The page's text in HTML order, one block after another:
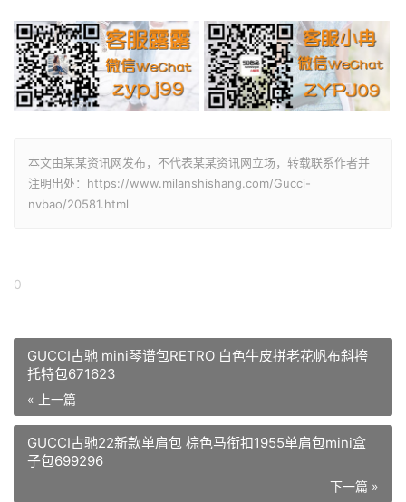
本文由某某资讯网发布，不代表某某资讯网立场，转载联系作者并
注明出处：https://www.milanshishang.com/Gucci-
nvbao/20581.html
0
GUCCI古驰 mini琴谱包RETRO 白色牛皮拼老花帆布斜挎
托特包671623
« 上一篇
GUCCI古驰22新款单肩包 棕色马衔扣1955单肩包mini盒
子包699296
下一篇 »